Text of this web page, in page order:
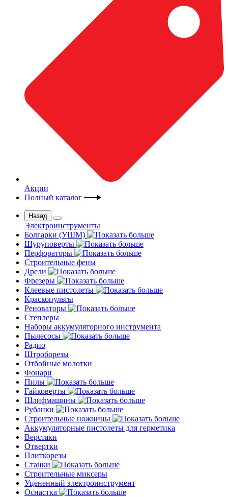
Акции
Полный каталог
Назад
Электроинструменты
Болгарки (УШМ)
Шуруповерты
Перфораторы
Строительные фены
Дрели
Фрезеры
Клеевые пистолеты
Краскопульты
Реноваторы
Степлеры
Наборы аккумуляторного инструмента
Пылесосы
Радио
Штроборезы
Отбойные молотки
Фонари
Пилы
Гайковерты
Шлифмашины
Рубанки
Строительные ножницы
Аккумуляторные пистолеты для герметика
Верстаки
Отвертки
Плиткорезы
Станки
Строительные миксеры
Уцененный электроинструмент
Оснастка